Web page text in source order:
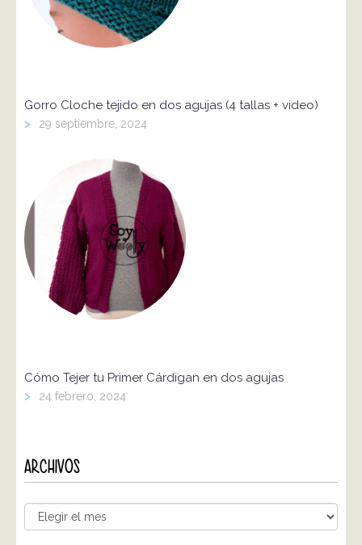
Gorro Cloche tejido en dos agujas (4 tallas + video)
> 29 septiembre, 2024
Cómo Tejer tu Primer Cárdigan en dos agujas
> 24 febrero, 2024
ARCHIVOS